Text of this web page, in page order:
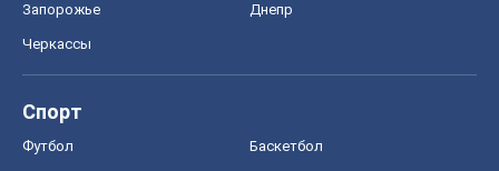
Запорожье Днепр
Черкассы
Спорт
Футбол Баскетбол